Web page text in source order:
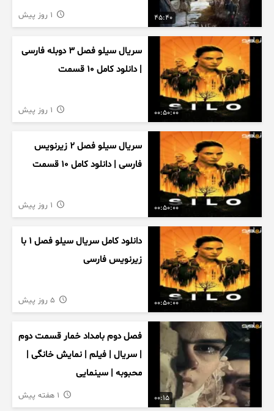
45:40
00:50:00
سریال سیلو فصل ۳ دوبله فارسی
| دانلود کامل ۱۰ قسمت
00:50:00
سریال سیلو فصل ۲ زیرنویس
فارسی | دانلود کامل ۱۰ قسمت
00:50:00
دانلود کامل سریال سیلو فصل ۱ با
زیرنویس فارسی
00:15
فصل دوم بامداد خمار قسمت دوم
| سریال | فیلم | نمایش خانگی |
محبوبه | سینمایی